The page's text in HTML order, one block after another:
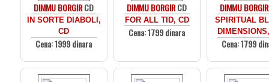
DIMMU BORGIRCD
IN SORTE DIABOLI,
CD
Cena: 1999 dinara
DIMMU BORGIRCD
FOR ALL TID, CD
Cena: 1799 dinara
DIMMU BORGIR
SPIRITUAL
Cena: 1799